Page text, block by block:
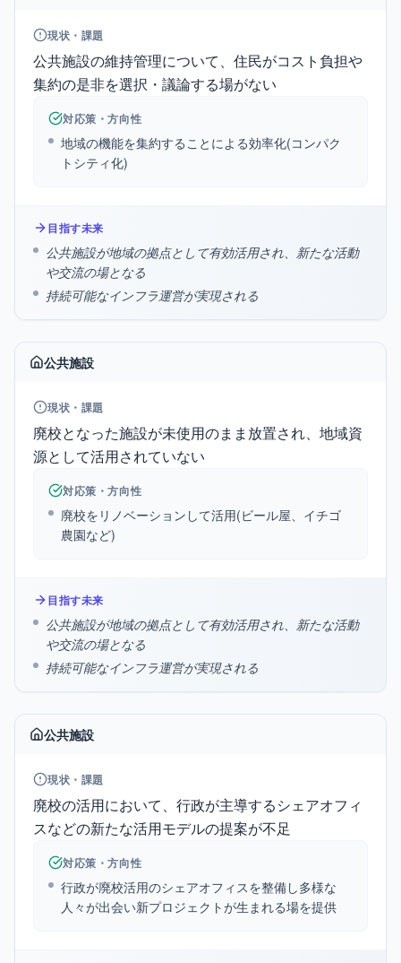
現状・課題
公共施設の維持管理について、住民がコスト負担や
集約の是非を選択・議論する場がない
対応策・方向性
地域の機能を集約することによる効率化(コンパク
トシティ化)
目指す未来
公共施設が地域の拠点として有効活用され、新たな活動
や交流の場となる
持続可能なインフラ運営が実現される
公共施設
現状・課題
廃校となった施設が未使用のまま放置され、地域資
源として活用されていない
対応策・方向性
廃校をリノベーションして活用(ビール屋、イチゴ
農園など)
目指す未来
公共施設が地域の拠点として有効活用され、新たな活動
や交流の場となる
持続可能なインフラ運営が実現される
公共施設
現状・課題
廃校の活用において、行政が主導するシェアオフィ
スなどの新たな活用モデルの提案が不足
対応策・方向性
行政が廃校活用のシェアオフィスを整備し多様な
人々が出会い新プロジェクトが生まれる場を提供